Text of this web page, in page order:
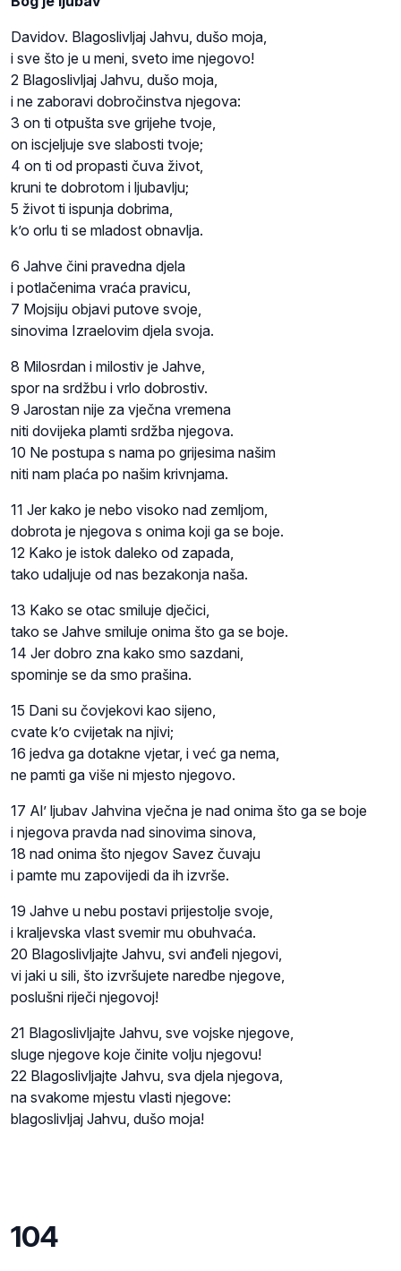
Davidov. Blagoslivljaj Jahvu, dušo moja,
i sve što je u meni, sveto ime njegovo!
2 Blagoslivljaj Jahvu, dušo moja,
i ne zaboravi dobročinstva njegova:
3 on ti otpušta sve grijehe tvoje,
on iscjeljuje sve slabosti tvoje;
4 on ti od propasti čuva život,
kruni te dobrotom i ljubavlju;
5 život ti ispunja dobrima,
k’o orlu ti se mladost obnavlja.
6 Jahve čini pravedna djela
i potlačenima vraća pravicu,
7 Mojsiju objavi putove svoje,
sinovima Izraelovim djela svoja.
8 Milosrdan i milostiv je Jahve,
spor na srdžbu i vrlo dobrostiv.
9 Jarostan nije za vječna vremena
niti dovijeka plamti srdžba njegova.
10 Ne postupa s nama po grijesima našim
niti nam plaća po našim krivnjama.
11 Jer kako je nebo visoko nad zemljom,
dobrota je njegova s onima koji ga se boje.
12 Kako je istok daleko od zapada,
tako udaljuje od nas bezakonja naša.
13 Kako se otac smiluje dječici,
tako se Jahve smiluje onima što ga se boje.
14 Jer dobro zna kako smo sazdani,
spominje se da smo prašina.
15 Dani su čovjekovi kao sijeno,
cvate k’o cvijetak na njivi;
16 jedva ga dotakne vjetar, i već ga nema,
ne pamti ga više ni mjesto njegovo.
17 Al’ ljubav Jahvina vječna je nad onima što ga se boje
i njegova pravda nad sinovima sinova,
18 nad onima što njegov Savez čuvaju
i pamte mu zapovijedi da ih izvrše.
19 Jahve u nebu postavi prijestolje svoje,
i kraljevska vlast svemir mu obuhvaća.
20 Blagoslivljajte Jahvu, svi anđeli njegovi,
vi jaki u sili, što izvršujete naredbe njegove,
poslušni riječi njegovoj!
21 Blagoslivljajte Jahvu, sve vojske njegove,
sluge njegove koje činite volju njegovu!
22 Blagoslivljajte Jahvu, sva djela njegova,
na svakome mjestu vlasti njegove:
blagoslivljaj Jahvu, dušo moja!
104